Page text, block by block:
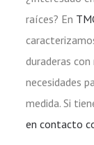
raíces? En
duraderas
necesidades
medida. Si
en contacto